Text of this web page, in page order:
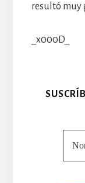
resultó muy
_x000D_